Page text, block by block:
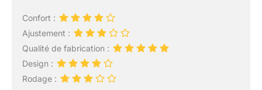
Confort :
Ajustement :
Qualité de fabrication :
Design :
Rodage :